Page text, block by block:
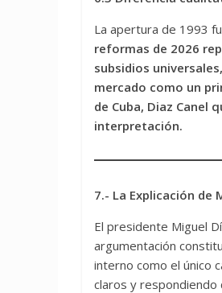
La apertura de 1993
reformas de 2026
subsidios
mercado como un
de Cuba, Diaz Canel
interpretación.
7.- La Explicación de
El presidente Miguel
argumentación
interno como el único
claros y respondiendo